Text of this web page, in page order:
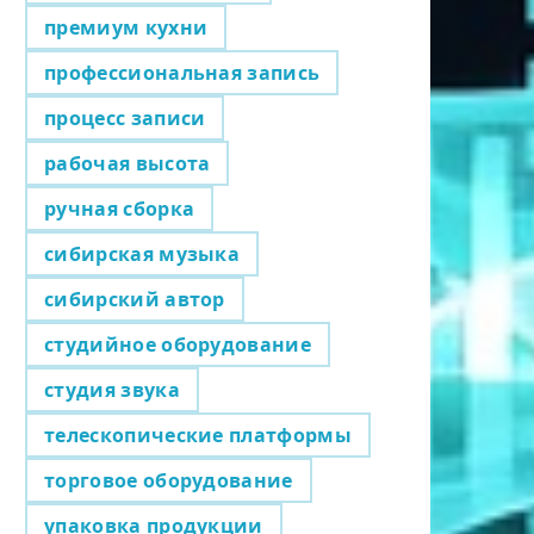
премиум кухни
профессиональная запись
процесс записи
рабочая высота
ручная сборка
сибирская музыка
сибирский автор
студийное оборудование
студия звука
телескопические платформы
торговое оборудование
упаковка продукции